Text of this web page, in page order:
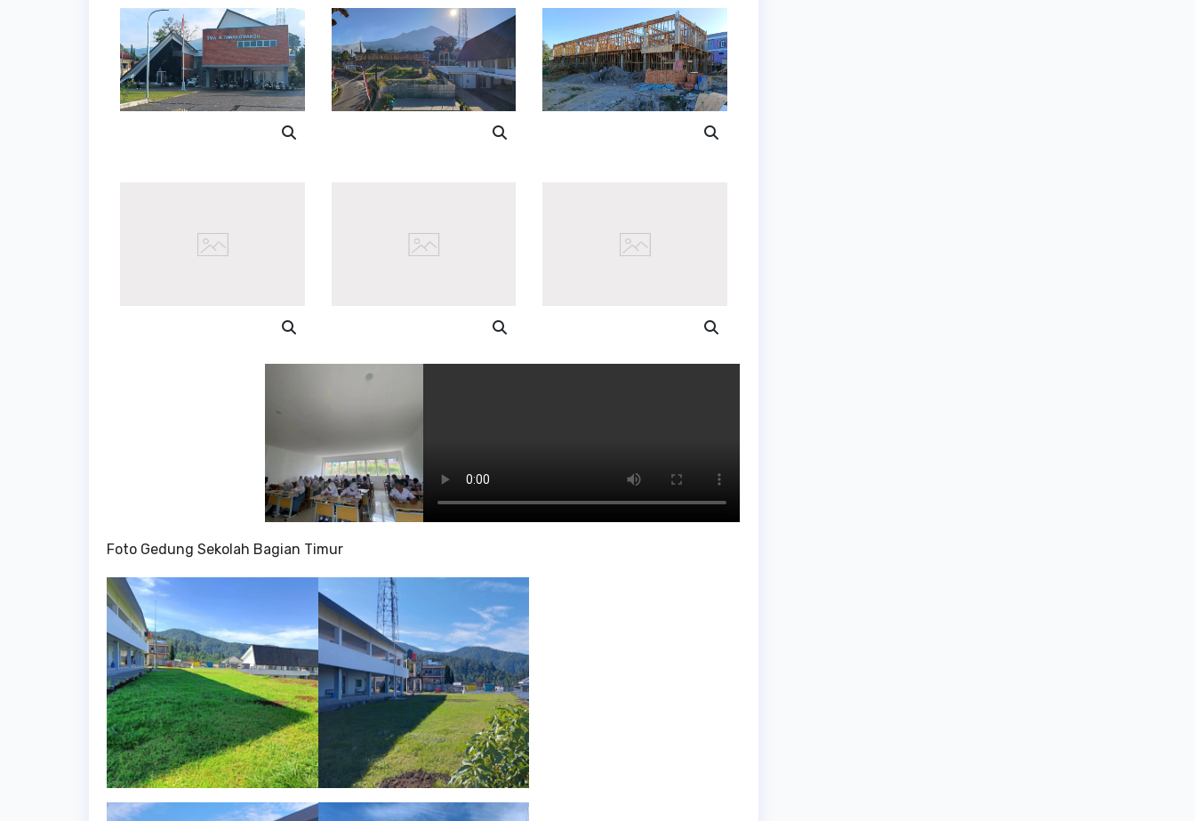
Foto Gedung Sekolah Bagian Timur